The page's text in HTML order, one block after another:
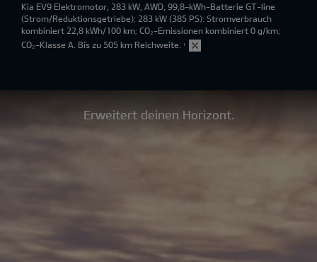
Kia EV9 Elektromotor, 283 kW, AWD, 99,8-kWh-Batterie GT-line
(Strom/Reduktionsgetriebe); 283 kW (385 PS): Stromverbrauch
kombiniert 22,8 kWh/100 km; CO₂-Emissionen kombiniert 0 g/km;
CO₂-Klasse A. Bis zu 505 km Reichweite. ¹
Erweitert deinen Horizont.